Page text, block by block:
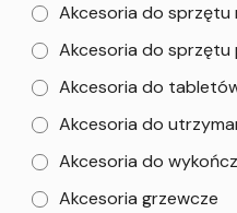
Akcesoria do sprzętu
Akcesoria do
Akcesoria do
Akcesoria do
Akcesoria do
Akcesoria grzewcze